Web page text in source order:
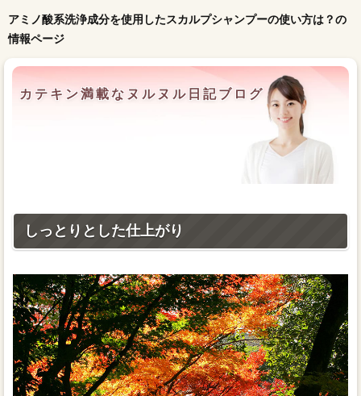
アミノ酸系洗浄成分を使用したスカルプシャンプーの使い方は？の
情報ページ
カテキン満載なヌルヌル日記ブログ
しっとりとした仕上がり